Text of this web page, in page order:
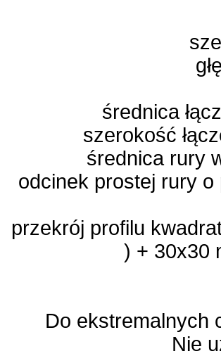
średnica
szerokość
średnica rury
odcinek prostej rury o
przekrój profilu
) + 30x30
Do ekstremalnych
Nie